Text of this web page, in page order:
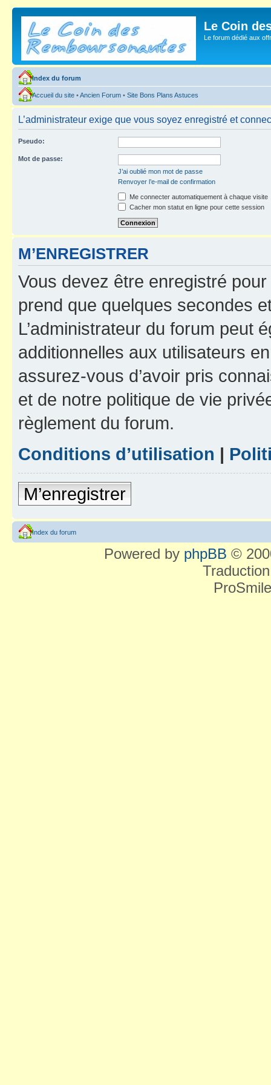
Le Coin
Le forum dédié aux
Index du forum
Accueil du site •Ancien Forum • Site Bons Plans Astuces
L’administrateur exige que vous soyez enregistré et
Pseudo:
Mot de passe:
J’ai oublié mon mot de passe
Renvoyer l’e-mail de confirmation
Me connecter automatiquement à chaque visite
Cacher mon statut en ligne pour cette session
M’ENREGISTRER
Vous devez être enregistré
prend que quelques secondes
L’administrateur du forum peut
additionnelles aux utilisateurs
assurez-vous d’avoir pris
et de notre politique de vie
règlement du forum.
Conditions d’utilisation |
M’enregistrer
Index du forum
Powered by phpBB ©